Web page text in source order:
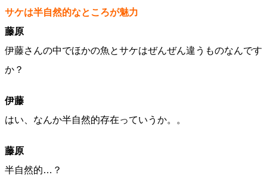
サケは半自然的なところが魅力
藤原
伊藤さんの中でほかの魚とサケはぜんぜん違うものなんです
か？
伊藤
はい、なんか半自然的存在っていうか。。
藤原
半自然的…？